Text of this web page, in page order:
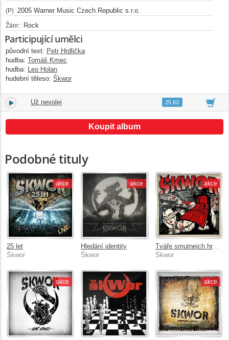
(P) 2005 Warner Music Czech Republic s.r.o.
Žánr: Rock
Participující umělci
původní text: Petr Hrdlička
hudba: Tomáš Kmec
hudba: Leo Holan
hudební těleso: Škwor
13. Už nevolej 02:5825 Kč
Koupit album
Podobné tituly
akce
25 let
Škwor
akce
Hledání identity
Škwor
akce
Tváře smutnejch hrdinů
Škwor
akce akce